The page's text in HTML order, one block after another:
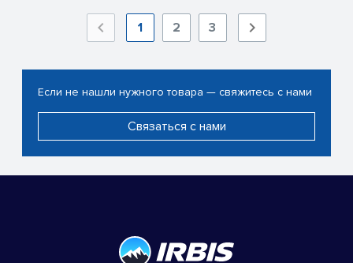
1 2 3
Если не нашли нужного товара — свяжитесь с нами
Связаться с нами